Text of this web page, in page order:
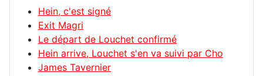
Hein, c'est signé
Exit Magri
Le départ de Louchet confirmé
Hein arrive, Louchet s'en va suivi par Cho
James Tavernier